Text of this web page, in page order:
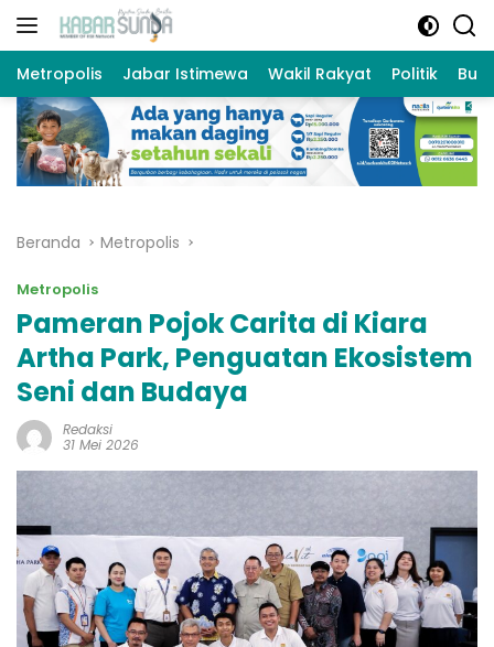
Langsung
Metropolis Jabar Istimewa Wakil Rakyat Politik
Beranda Metropolis
Metropolis
Pameran Pojok Carita di Kiara
Artha Park, Penguatan Ekosistem
Seni dan Budaya
Redaksi
31 Mei 2026